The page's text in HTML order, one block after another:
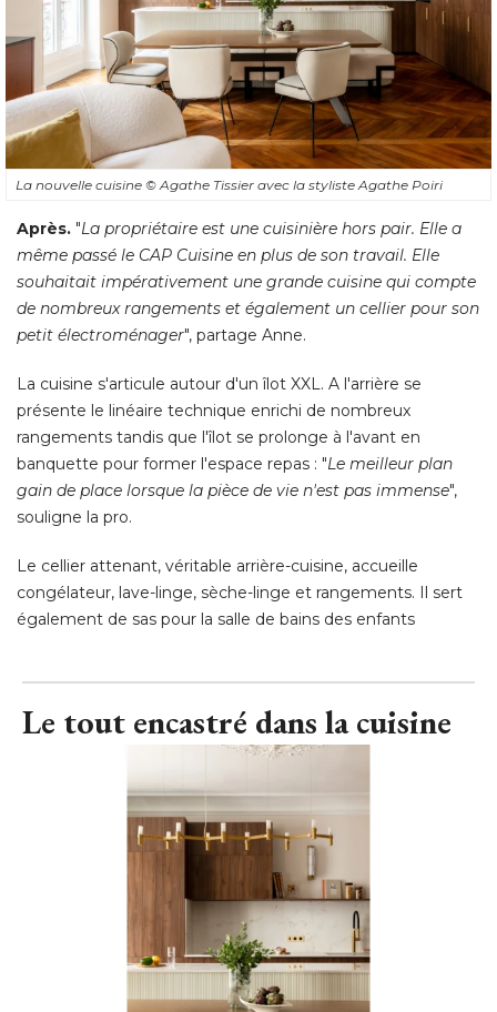
La nouvelle cuisine© Agathe Tissier avec la styliste Agathe Poiri
Après. "La propriétaire est une cuisinière hors pair. Elle a
même passé le CAP Cuisine en plus de son travail. Elle
de nombreux rangements et également un cellier pour son
petit électroménager", partage Anne.
La cuisine s'articule autour d'un îlot XXL. A l'arrière se
présente le linéaire technique enrichi de nombreux
rangements tandis que l'îlot se prolonge à l'avant en
gain de place lorsque la pièce de vie n'est pas immense
souligne la pro.
Le tout encastré dans la cuisine